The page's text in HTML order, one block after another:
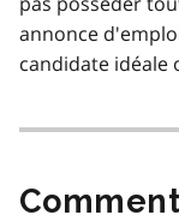
annonce
candidate idéale